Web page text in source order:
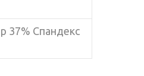
37% Спандекс